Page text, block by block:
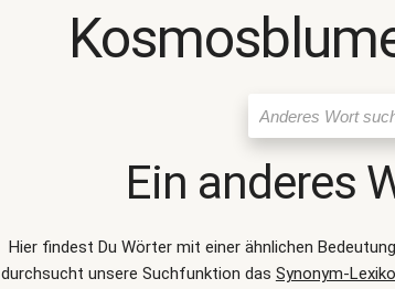
Ein anderes
Hier findest Du Wörter mit einer ähnlichen
durchsucht unsere Suchfunktion das Synonym-